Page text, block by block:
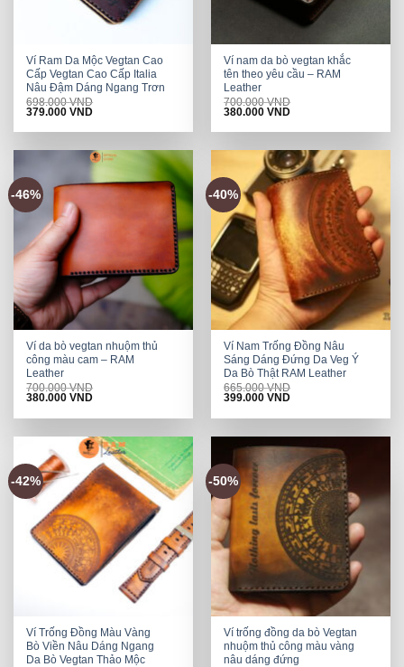
Ví Ram Da Mộc Vegtan Cao
Cấp Vegtan Cao Cấp Italia
Nâu Đậm Dáng Ngang Trơn
698.000VND
Original
was:
379.000VNDCurrent
is:
Ví nam da bò vegtan khắc
tên theo yêu cầu – RAM
Leather
700.000VND
Original
was:
380.000VNDCurrent
is:
-46%
Ví da bò vegtan nhuộm thủ
công màu cam – RAM
Leather
700.000VND
Original
was:
380.000VNDCurrent
is:
-40%
Ví Nam Trống Đồng Nâu
Sáng Dáng Đứng Da Veg Ý
Da Bò Thật RAM Leather
665.000VND
Original
was:
399.000VNDCurrent
is:
-42%
Ví Trống Đồng Màu Vàng
Bò Viền Nâu Dáng Ngang
Da Bò Vegtan Thảo Mộc
-50%
Ví trống đồng da bò Vegtan
nhuộm thủ công màu vàng
nâu dáng đứng